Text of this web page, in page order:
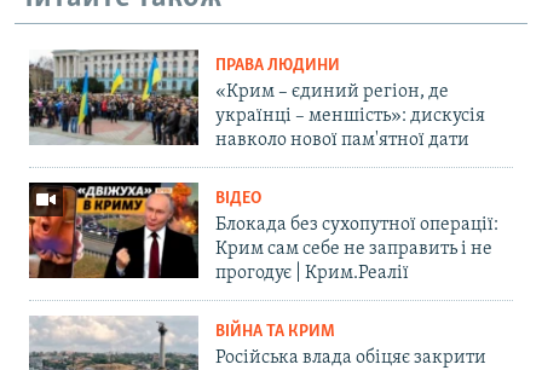
ПРАВА ЛЮДИНИ
«Крим – єдиний регіон, де
українці – меншість»: дискусія
навколо нової пам'ятної дати
ВІДЕО
Блокада без сухопутної операції:
Крим сам себе не заправить і не
прогодує | Крим.Реалії
ВІЙНА ТА КРИМ
Російська влада обіцяє закрити